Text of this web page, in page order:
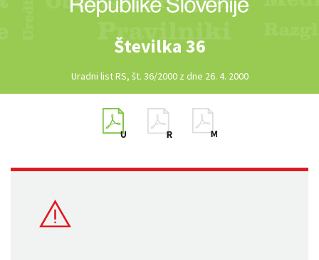
Številka 36
Uradni list RS, št. 36/2000 z dne 26. 4. 2000